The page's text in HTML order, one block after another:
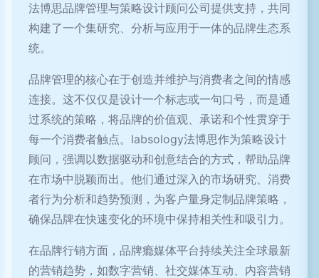
法博思品牌管理与策略设计顾问公司提供支持，共同
构建了一个集研究、分析与应用于一体的品牌生态系
统。
品牌管理的核心在于创造并维护与消费者之间的情感
连接。这不仅仅是设计一个标志或一句口号，而是通
过系统的策略，将品牌的价值观、承诺和个性贯穿于
每一个消费者触点。labsology法博思作为策略设计
顾问，强调以数据驱动和创意结合的方式，帮助品牌
在市场中脱颖而出。他们通过深入的市场研究、消费
者行为分析和趋势预测，为客户量身定制品牌策略，
确保品牌在快速变化的环境中保持相关性和吸引力。
在品牌行销方面，品牌瘾媒体平台持续关注全球最新
的营销趋势，如数字营销、社交媒体互动、内容营销